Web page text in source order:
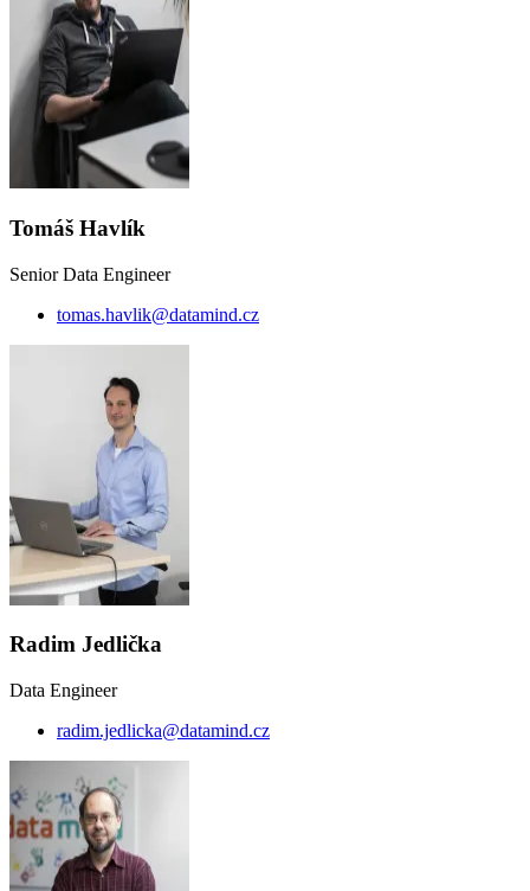
Tomáš Havlík
Senior Data Engineer
tomas.havlik@datamind.cz
Radim Jedlička
Data Engineer
radim.jedlicka@datamind.cz